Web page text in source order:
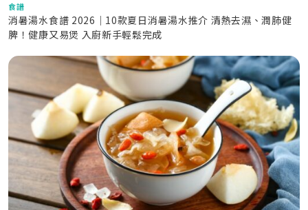
食譜
消暑湯水食譜 2026｜10款夏日消暑湯水推介 清熱去濕、潤肺健
脾！健康又易煲 入廚新手輕鬆完成